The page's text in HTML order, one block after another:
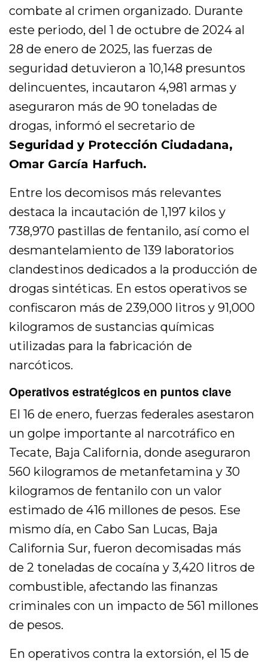
combate al crimen organizado. Durante
este periodo, del 1 de octubre de 2024 al
28 de enero de 2025, las fuerzas de
seguridad detuvieron a 10,148 presuntos
delincuentes, incautaron 4,981 armas y
aseguraron más de 90 toneladas de
drogas, informó el secretario de
Seguridad y Protección Ciudadana,
Omar García Harfuch.
Entre los decomisos más relevantes
destaca la incautación de 1,197 kilos y
738,970 pastillas de fentanilo, así como el
desmantelamiento de 139 laboratorios
clandestinos dedicados a la producción de
drogas sintéticas. En estos operativos se
confiscaron más de 239,000 litros y 91,000
kilogramos de sustancias químicas
utilizadas para la fabricación de
narcóticos.
Operativos estratégicos en puntos clave
El 16 de enero, fuerzas federales asestaron
un golpe importante al narcotráfico en
Tecate, Baja California, donde aseguraron
560 kilogramos de metanfetamina y 30
kilogramos de fentanilo con un valor
estimado de 416 millones de pesos. Ese
mismo día, en Cabo San Lucas, Baja
California Sur, fueron decomisadas más
de 2 toneladas de cocaína y 3,420 litros de
combustible, afectando las finanzas
criminales con un impacto de 561 millones
de pesos.
En operativos contra la extorsión, el 15 de